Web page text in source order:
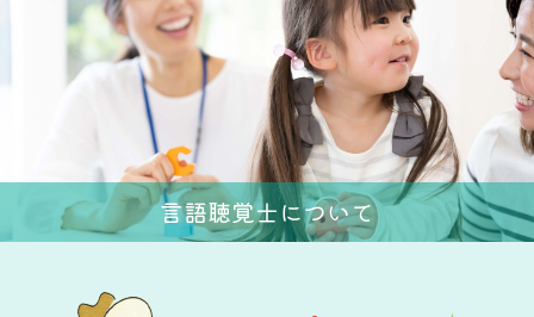
言語聴覚士について